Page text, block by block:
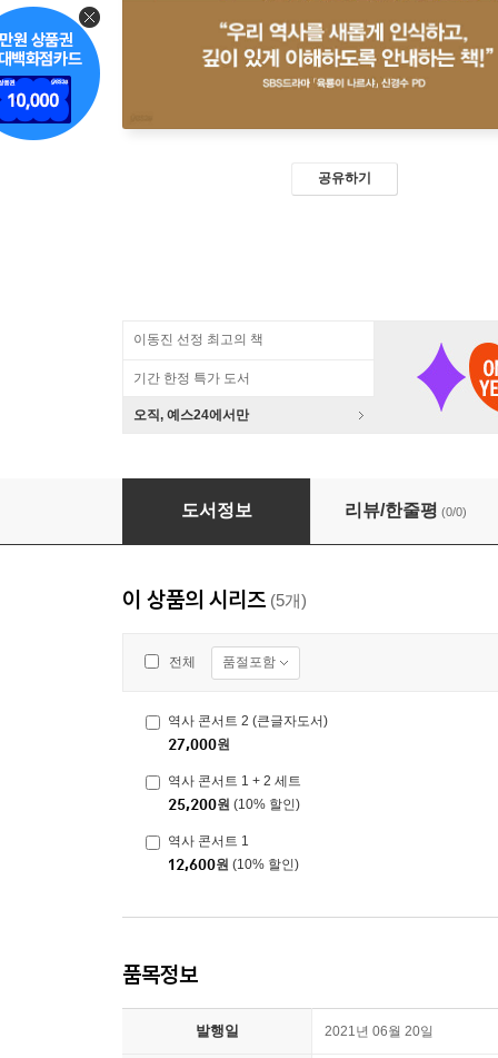
공유하기
이동진 선정 최고의 책
기간 한정 특가 도서
오직, 예스24에서만
역사 콘서트 2 (큰글자도서)
도서정보 리뷰/한줄평 (0/0)
이 상품의 시리즈 (5개)
전체 품절포함
역사 콘서트 2 (큰글자도서)
27,000원
역사 콘서트 1 + 2 세트
25,200원 (10% 할인)
역사 콘서트 1
12,600원 (10% 할인)
품목정보
발행일 2021년 06월 20일